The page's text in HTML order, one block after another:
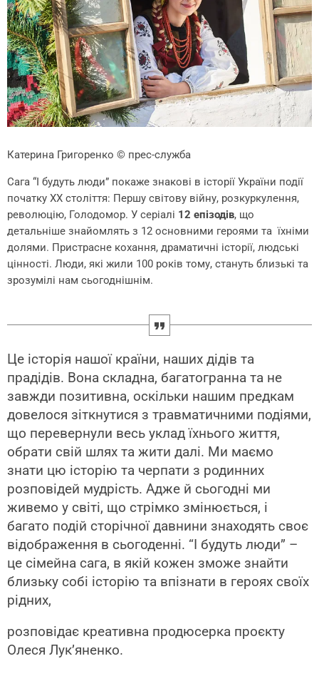
Катерина Григоренко © прес-служба
Сага “І будуть люди” покаже знакові в історії України події
початку ХХ століття: Першу світову війну, розкуркулення,
революцію, Голодомор. У серіалі 12 епізодів, що
детальніше знайомлять з 12 основними героями та їхніми
долями. Пристрасне кохання, драматичні історії, людські
цінності. Люди, які жили 100 років тому, стануть близькі та
зрозумілі нам сьогоднішнім.
Це історія нашої країни, наших дідів та
прадідів. Вона складна, багатогранна та не
завжди позитивна, оскільки нашим предкам
довелося зіткнутися з травматичними подіями,
що перевернули весь уклад їхнього життя,
обрати свій шлях та жити далі. Ми маємо
знати цю історію та черпати з родинних
розповідей мудрість. Адже й сьогодні ми
живемо у світі, що стрімко змінюється, і
багато подій сторічної давнини знаходять своє
відображення в сьогоденні. “І будуть люди” –
це сімейна сага, в якій кожен зможе знайти
близьку собі історію та впізнати в героях своїх
рідних,
розповідає креативна продюсерка проєкту
Олеся Лук’яненко.